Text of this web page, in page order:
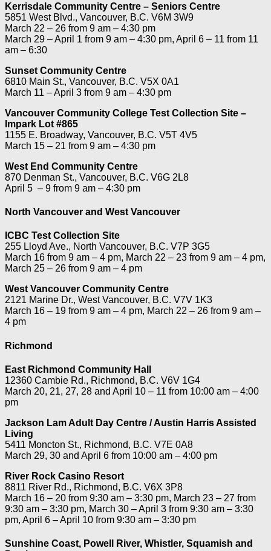
Kerrisdale Community Centre – Seniors Centre
5851 West Blvd., Vancouver, B.C. V6M 3W9
March 22 – 26 from 9 am – 4:30 pm
March 29 – April 1 from 9 am – 4:30 pm, April 6 – 11 from 11
am – 6:30
Sunset Community Centre
6810 Main St., Vancouver, B.C. V5X 0A1
March 11 – April 3 from 9 am – 4:30 pm
Vancouver Community College Test Collection Site –
Impark Lot #865
1155 E. Broadway, Vancouver, B.C. V5T 4V5
March 15 – 21 from 9 am – 4:30 pm
West End Community Centre
870 Denman St., Vancouver, B.C. V6G 2L8
April 5 – 9 from 9 am – 4:30 pm
North Vancouver and West Vancouver
ICBC Test Collection Site
255 Lloyd Ave., North Vancouver, B.C. V7P 3G5
March 16 from 9 am – 4 pm, March 22 – 23 from 9 am – 4 pm,
March 25 – 26 from 9 am – 4 pm
West Vancouver Community Centre
2121 Marine Dr., West Vancouver, B.C. V7V 1K3
March 16 – 19 from 9 am – 4 pm, March 22 – 26 from 9 am –
4 pm
Richmond
East Richmond Community Hall
12360 Cambie Rd., Richmond, B.C. V6V 1G4
March 20, 21, 27, 28 and April 10 – 11 from 10:00 am – 4:00
pm
Jackson Lam Adult Day Centre / Austin Harris Assisted
Living
5411 Moncton St., Richmond, B.C. V7E 0A8
March 29, 30 and April 6 from 10:00 am – 4:00 pm
River Rock Casino Resort
8811 River Rd., Richmond, B.C. V6X 3P8
March 16 – 20 from 9:30 am – 3:30 pm, March 23 – 27 from
9:30 am – 3:30 pm, March 30 – April 3 from 9:30 am – 3:30
pm, April 6 – April 10 from 9:30 am – 3:30 pm
Sunshine Coast, Powell River, Whistler, Squamish and